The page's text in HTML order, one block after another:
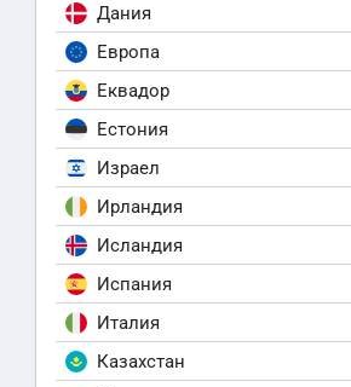
Дания
Европа
Еквадор
Естония
Израел
Ирландия
Исландия
Испания
Италия
Казахстан